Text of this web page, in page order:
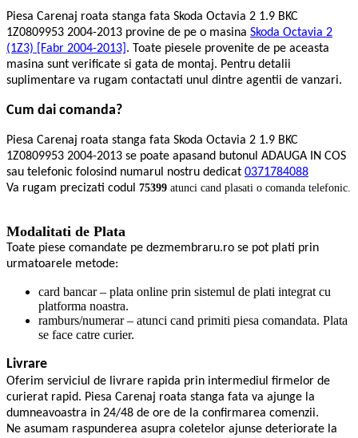
Piesa Carenaj roata stanga fata Skoda Octavia 2 1.9 BKC
1Z0809953 2004-2013 provine de pe o masina Skoda Octavia 2
(1Z3) [Fabr 2004-2013] . Toate piesele provenite de pe aceasta
masina sunt verificate si gata de montaj. Pentru detalii
suplimentare va rugam contactati unul dintre agentii de vanzari.
Cum dai comanda?
Piesa Carenaj roata stanga fata Skoda Octavia 2 1.9 BKC
1Z0809953 2004-2013 se poate apasand butonul ADAUGA IN COS
sau telefonic folosind numarul nostru dedicat 0371784088
Va rugam precizati codul 75399 atunci cand plasati o comanda telefonic.
Modalitati de Plata
Toate piese comandate pe dezmembraru.ro se pot plati prin
urmatoarele metode:
card bancar – plata online prin sistemul de plati integrat cu
platforma noastra.
ramburs/numerar – atunci cand primiti piesa comandata. Plata
se face catre curier.
Livrare
Oferim serviciul de livrare rapida prin intermediul firmelor de
curierat rapid. Piesa Carenaj roata stanga fata va ajunge la
dumneavoastra in 24/48 de ore de la confirmarea comenzii.
Ne asumam raspunderea asupra coletelor ajunse deteriorate la